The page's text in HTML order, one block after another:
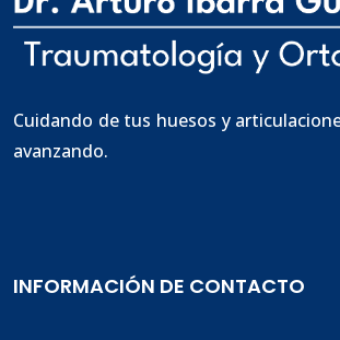
Cuidando de tus huesos y
avanzando.
INFORMACIÓN DE CONTACTO